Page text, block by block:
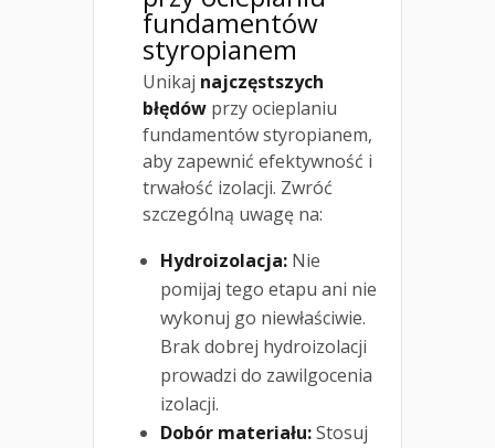
fundamentów
styropianem
Unikaj najczęstszych
błędów przy ocieplaniu
fundamentów styropianem,
aby zapewnić efektywność i
trwałość izolacji. Zwróć
szczególną uwagę na:
Hydroizolacja: Nie
pomijaj tego etapu ani nie
wykonuj go niewłaściwie.
Brak dobrej hydroizolacji
prowadzi do zawilgocenia
izolacji.
Dobór materiału:Stosuj